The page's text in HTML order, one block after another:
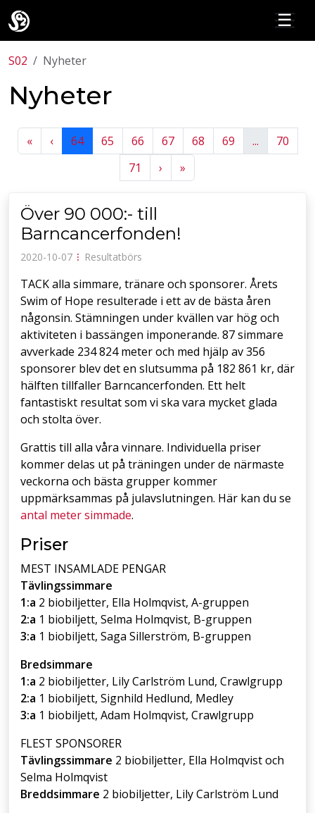
☰
S02 Nyheter
Nyheter
«Previous
‹Previous
64 65 66 67 68 69 ...
70
71
› Next
»
Över 90 000:- till
Barncancerfonden!
2020-10-07 ⁝ Resultatbörs
TACK alla simmare, tränare och sponsorer. Årets
Swim of Hope resulterade i ett av de bästa åren
någonsin. Stämningen under kvällen var hög och
aktiviteten i bassängen imponerande. 87 simmare
avverkade 234 824 meter och med hjälp av 356
sponsorer blev det en slutsumma på 182 861 kr, där
hälften tillfaller Barncancerfonden. Ett helt
fantastiskt resultat som vi ska vara mycket glada
och stolta över.
Grattis till alla våra vinnare. Individuella priser
kommer delas ut på träningen under de närmaste
veckorna och bästa grupper kommer
uppmärksammas på julavslutningen. Här kan du se
antal meter simmade.
Priser
MEST INSAMLADE PENGAR
Tävlingssimmare
1:a 2 biobiljetter, Ella Holmqvist, A-gruppen
2:a 1 biobiljett, Selma Holmqvist, B-gruppen
3:a 1 biobiljett, Saga Sillerström, B-gruppen
Bredsimmare
1:a 2 biobiljetter, Lily Carlström Lund, Crawlgrupp
2:a 1 biobiljett, Signhild Hedlund, Medley
3:a 1 biobiljett, Adam Holmqvist, Crawlgrupp
FLEST SPONSORER
Tävlingssimmare 2 biobiljetter, Ella Holmqvist och
Selma Holmqvist
Breddsimmare 2 biobiljetter, Lily Carlström Lund